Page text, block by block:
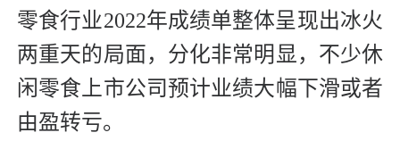
零食行业2022年成绩单整体呈现出冰火
两重天的局面，分化非常明显，不少休
闲零食上市公司预计业绩大幅下滑或者
由盈转亏。